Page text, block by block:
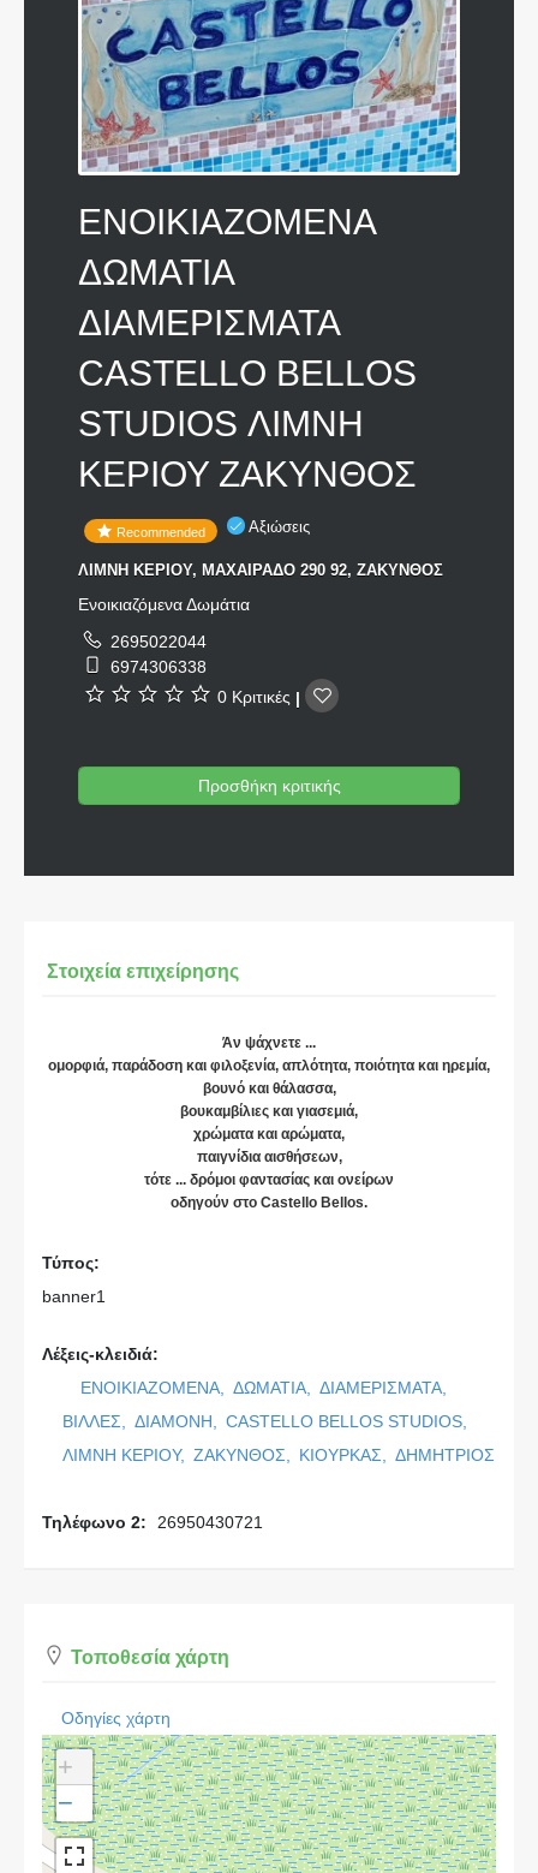
ΕΝΟΙΚΙΑΖΟΜΕΝΑ
ΔΩΜΑΤΙΑ
ΔΙΑΜΕΡΙΣΜΑΤΑ
CASTELLO BELLOS
STUDIOS ΛΙΜΝΗ
ΚΕΡΙΟΥ ΖΑΚΥΝΘΟΣ
Recommended Αξιώσεις
ΛΙΜΝΗ ΚΕΡΙΟΥ, ΜΑΧΑΙΡΑΔΟ 290 92, ΖΑΚΥΝΘΟΣ
Ενοικιαζόμενα Δωμάτια
2695022044
6974306338
0 Κριτικές |
Προσθήκη κριτικής
Στοιχεία επιχείρησης
Άν ψάχνετε ...
ομορφιά, παράδοση και φιλοξενία, απλότητα, ποιότητα και ηρεμία,
βουνό και θάλασσα,
βουκαμβίλιες και γιασεμιά,
χρώματα και αρώματα,
παιγνίδια αισθήσεων,
τότε ... δρόμοι φαντασίας και ονείρων
οδηγούν στο Castello Bellos.
Τύπος:
banner1
Λέξεις-κλειδιά:
ΕΝΟΙΚΙΑΖΟΜΕΝΑ, ΔΩΜΑΤΙΑ, ΔΙΑΜΕΡΙΣΜΑΤΑ,
ΒΙΛΛΕΣ, ΔΙΑΜΟΝΗ, CASTELLO BELLOS STUDIOS,
ΛΙΜΝΗ ΚΕΡΙΟΥ, ΖΑΚΥΝΘΟΣ, ΚΙΟΥΡΚΑΣ, ΔΗΜΗΤΡΙΟΣ
Τηλέφωνο 2: 26950430721
Τοποθεσία χάρτη
Οδηγίες χάρτη
+
−